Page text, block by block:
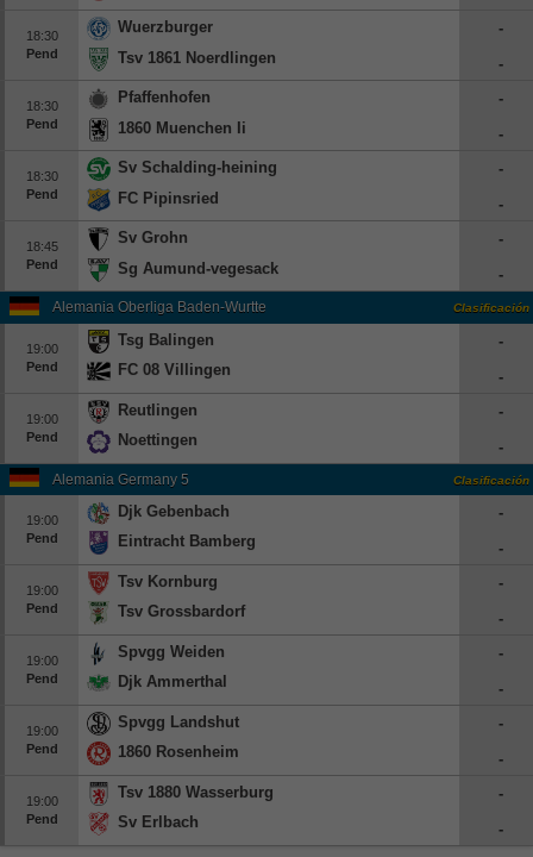
18:30
Pend
Wuerzburger
Tsv 1861 Noerdlingen
-
-
18:30
Pend
Pfaffenhofen
1860 Muenchen Ii
-
-
18:30
Pend
Sv Schalding-heining
FC Pipinsried
-
-
18:45
Pend
Sv Grohn
Sg Aumund-vegesack
-
-
Alemania Oberliga Baden-Wurttemberg Clasificación
19:00
Pend
Tsg Balingen
FC 08 Villingen
-
-
19:00
Pend
Reutlingen
Noettingen
-
-
Alemania Germany 5 Clasificación
19:00
Pend
Djk Gebenbach
Eintracht Bamberg
-
-
19:00
Pend
Tsv Kornburg
Tsv Grossbardorf
-
-
19:00
Pend
Spvgg Weiden
Djk Ammerthal
-
-
19:00
Pend
Spvgg Landshut
1860 Rosenheim
-
-
19:00
Pend
Tsv 1880 Wasserburg
Sv Erlbach
-
-